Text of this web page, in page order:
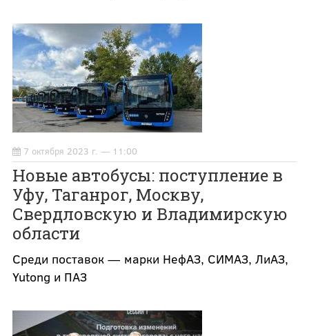
7 октября 2023 г. — 11:00
Новые автобусы: поступление в
Уфу, Таганрог, Москву,
Свердловскую и Владимирскую
области
Среди поставок — марки НефАЗ, СИМАЗ, ЛиАЗ,
Yutong и ПАЗ